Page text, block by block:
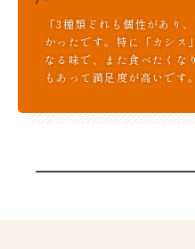
「3種類どれも個性があり
かったです。特に「カシス
なる味で、また食べたくな
もあって満足度が高いです